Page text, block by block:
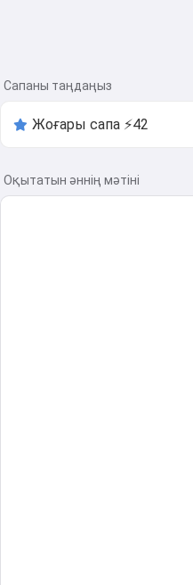
Сапаны таңдаңыз
Оқытатын әннің мәтіні